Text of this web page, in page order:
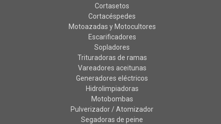
Cortasetos
Cortacéspedes
Motoazadas y Motocultores
Escarificadores
Sopladores
Trituradoras de ramas
Vareadores aceitunas
Generadores eléctricos
Hidrolimpiadoras
Motobombas
Pulverizador / Atomizador
Segadoras de peine